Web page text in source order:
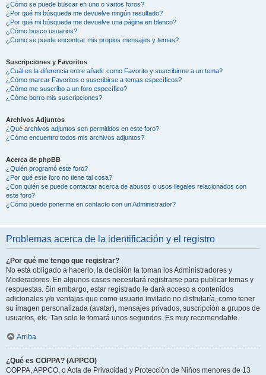
¿Cómo se puede buscar en uno o varios foros?
¿Por qué mi búsqueda me devuelve ningún resultado?
¿Por qué mi búsqueda me devuelve una página en blanco?
¿Cómo busco usuarios?
¿Como se puede encontrar mis propios mensajes y temas?
Suscripciones y Favoritos
¿Cuál es la diferencia entre añadir como Favorito y suscribirme a un tema?
¿Cómo marcar Favoritos o suscribirse a temas específicos?
¿Cómo me suscribo a un foro específico?
¿Cómo borro mis suscripciones?
Archivos Adjuntos
¿Qué archivos adjuntos son permitidos en este foro?
¿Cómo encuentro todos mis archivos adjuntos?
Acerca de phpBB
¿Quién programó este foro?
¿Por qué este foro no tiene tal cosa?
¿Con quién se puede contactar acerca de abusos o usos ilegales relacionados con
este foro?
¿Cómo puedo ponerme en contacto con un Administrador?
Problemas acerca de la identificación y el registro
¿Por qué me tengo que registrar?
No está obligado a hacerlo, la decisión la toman los Administradores y
Moderadores. En algunos casos necesitará registrarse para publicar temas y
respuestas. Sin embargo, estar registrado le dará acceso a contenidos
adicionales y/o ventajas que como usuario invitado no disfrutaría, como tener
su imagen personalizada (avatar), mensajes privados, suscripción a grupos de
usuarios, etc. Tan solo le tomará unos segundos. Es muy recomendable.
Arriba
¿Qué es COPPA? (APPCO)
COPPA, APPCO, o Acta de Privacidad y Protección de Niños menores de 13